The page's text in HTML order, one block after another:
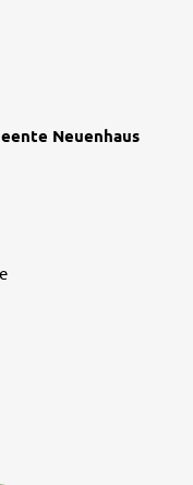
Neuenhaus